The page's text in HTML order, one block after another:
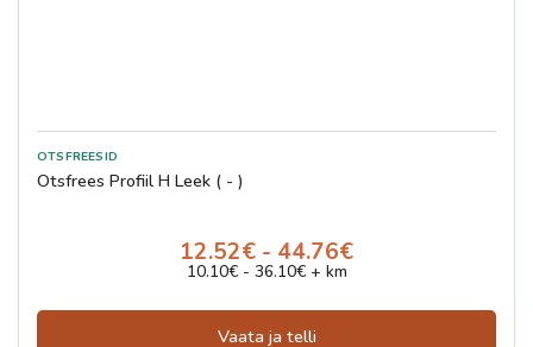
Otsfrees Profiil H Leek ( - )
12.52€ - 44.76€
10.10€ - 36.10€ + km
Vaata ja telli